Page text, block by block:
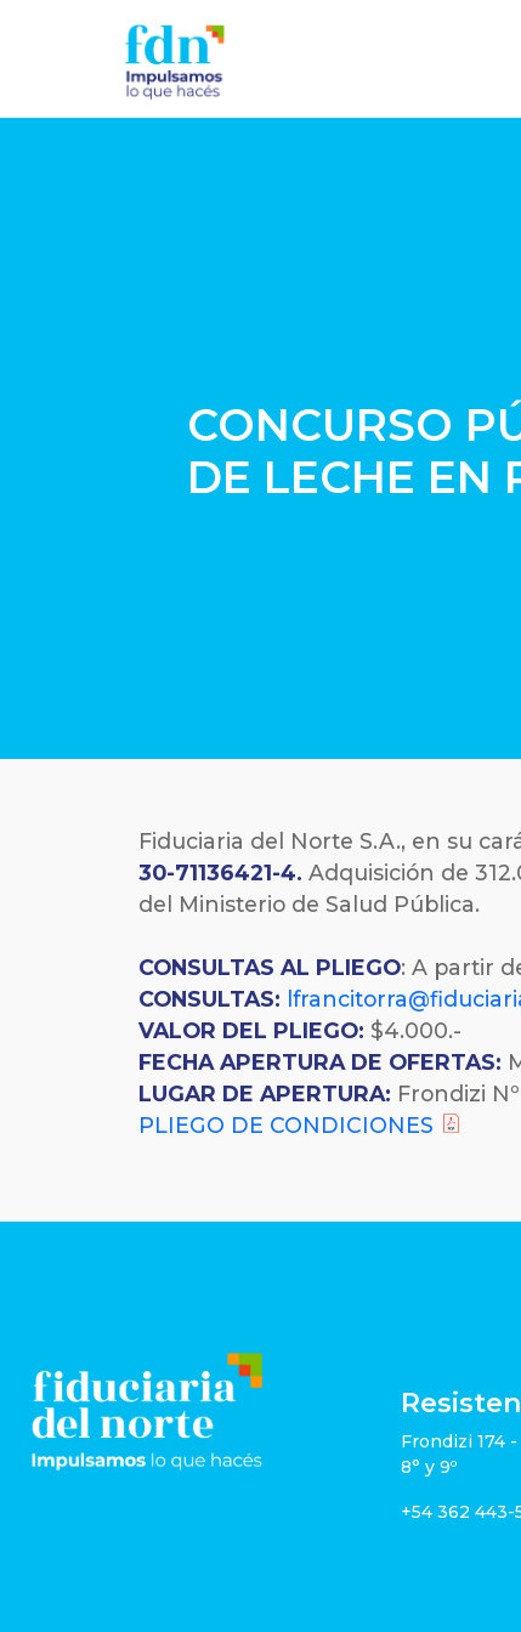
CONCURSO
DE LECHE EN
Fiduciaria del Norte S.A., en su
30-71136421-4. Adquisición de
del Ministerio de Salud Pública.
CONSULTAS AL PLIEGO: A partir
CONSULTAS:
VALOR DEL PLIEGO: $4.000.-
FECHAAPERTURA DE OFERTAS:
LUGAR DE APERTURA: Frondizi
PLIEGO DE CONDICIONES
Frondizi 174 -
8° y 9º
+54 362 443-